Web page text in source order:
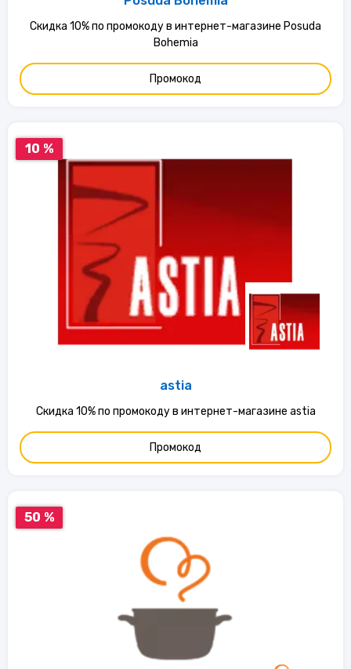
Скидка 10% по промокоду в интернет-магазине Posuda
Bohemia
Промокод
10 %
astia
Скидка 10% по промокоду в интернет-магазине astia
Промокод
50 %